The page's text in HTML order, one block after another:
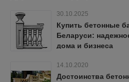
30.10.2025
Купить бетонные
Беларуси:
дома и бизнеса
14.10.2020
Достоинства